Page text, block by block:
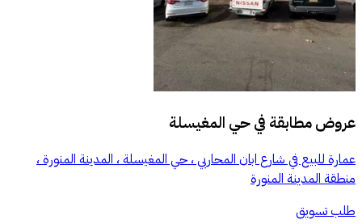
عروض مطابقة فيحي المغيسلة
عمارة للبيع في شارع ابان المحاربي ، حي المغيسلة ، المدينة المنورة ،
منطقة المدينة المنورة
طلب تسويق